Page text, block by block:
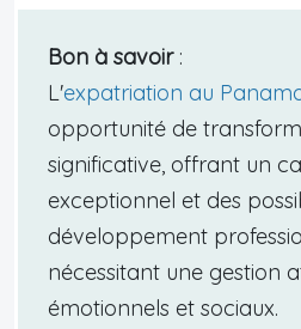
Bon à savoir:
L'expatriation au
opportunité de
significative, offrant un
exceptionnel et des
développement
nécessitant une gestion
émotionnels et sociaux.